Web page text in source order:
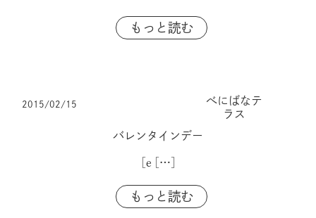
もっと読む
2015/02/15
べにばなテ
ラス
バレンタインデー
[e […]
もっと読む